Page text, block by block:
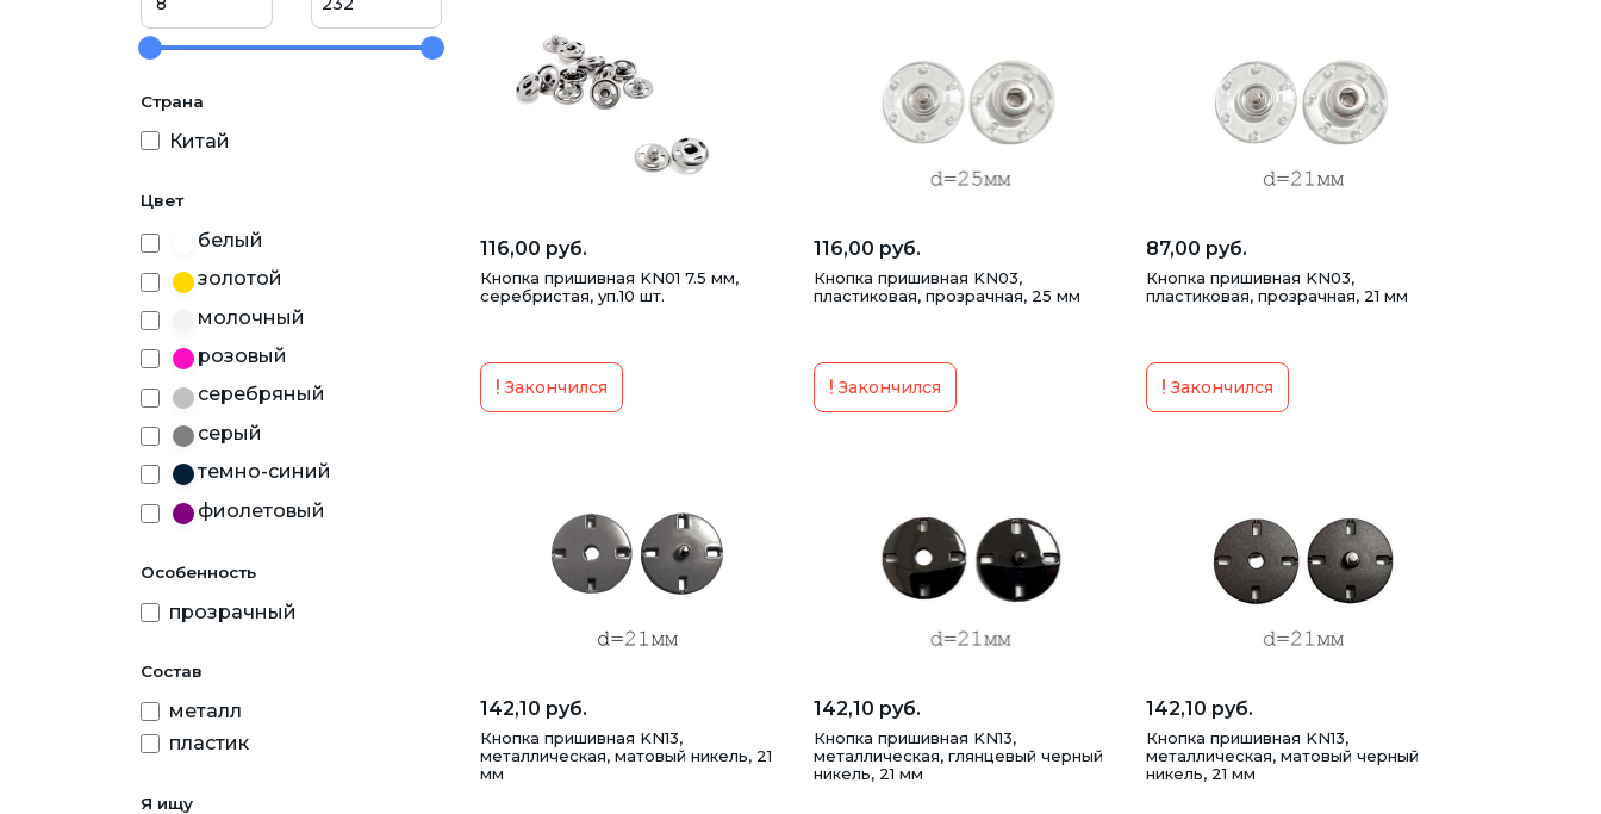
Аксессуары для шитья и вязания
Лента контакт (липучка | велькро) Лента, тесьма, кант
Наконечник для шнура Портновский мел Пресс и Аксессуары
Фурнитура для штор
Страна
Китай
Цвет
белый
золотой
молочный
розовый
серебряный
серый
темно-синий
фиолетовый
Особенность
прозрачный
Состав
металл
пластик
Я ищу
116,00 руб.
Кнопка пришивная KN01 7.5 мм,
серебристая, уп.10 шт.
Закончился
116,00 руб.
Кнопка пришивная KN03,
пластиковая, прозрачная, 25 мм
Закончился
87,00 руб.
Кнопка пришивная KN03,
пластиковая, прозрачная, 21 мм
Закончился
142,10 руб.
Кнопка пришивная KN13,
металлическая, матовый никель, 21
мм
142,10 руб.
Кнопка пришивная KN13,
металлическая, глянцевый черный
никель, 21 мм
142,10 руб.
Кнопка пришивная KN13,
металлическая, матовый черный
никель, 21 мм